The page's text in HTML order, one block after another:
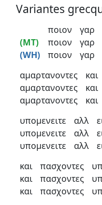
Variantes
(MT)
(WH)
ποιον
ποιον
ποιον
γαρ
γαρ
γαρ
αμαρτανοντες
αμαρτανοντες
αμαρτανοντες
και
και
και
υπομενειτε
υπομενειτε
υπομενειτε
αλλ
αλλ
αλλ
και
και
και
πασχοντες
πασχοντες
πασχοντες